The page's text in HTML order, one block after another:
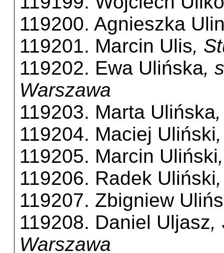
119200. Agnieszka
119201. Marcin Ulis,
119202. Ewa Ulińska,
Warszawa
119203. Marta Ulińska
119204. Maciej Uliński
119205. Marcin Uliński
119206. Radek Uliński
119207. Zbigniew
119208. Daniel Uljasz,
Warszawa